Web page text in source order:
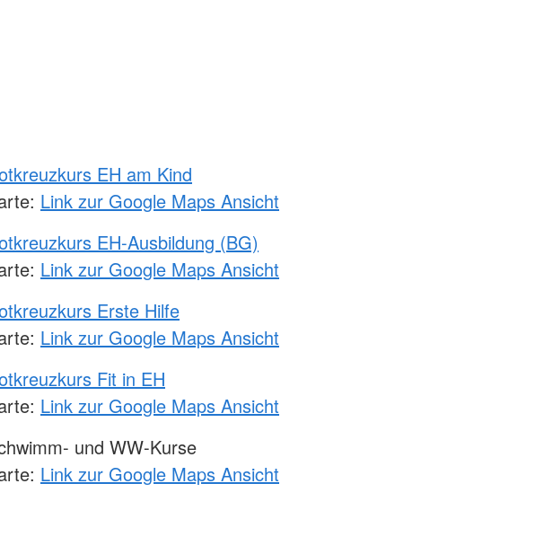
EH am Kind
Link zur Google Maps Ansicht
EH-Ausbildung (BG)
Link zur Google Maps Ansicht
Erste Hilfe
Link zur Google Maps Ansicht
Fit in EH
Link zur Google Maps Ansicht
und WW-Kurse
Link zur Google Maps Ansicht